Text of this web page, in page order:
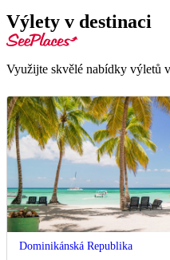
Výlety v destinaci
Využijte skvělé nabídky výletů
Dominikánská Republika